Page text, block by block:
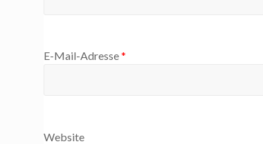
E-Mail-Adresse*
Website